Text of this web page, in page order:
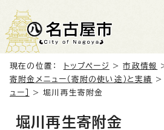
現在の位置： トップページ >市政情報
寄附金メニュー（寄附の使い途）と実績
>
ュー］
> 堀川再生寄附金
堀川再生寄附金